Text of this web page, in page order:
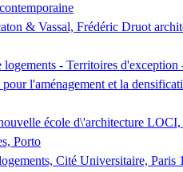
& Vassal, Frédéric Druot
logements - Territoires
l'aménagement et la
école d\'architecture
Porto
Cité Universitaire, Paris